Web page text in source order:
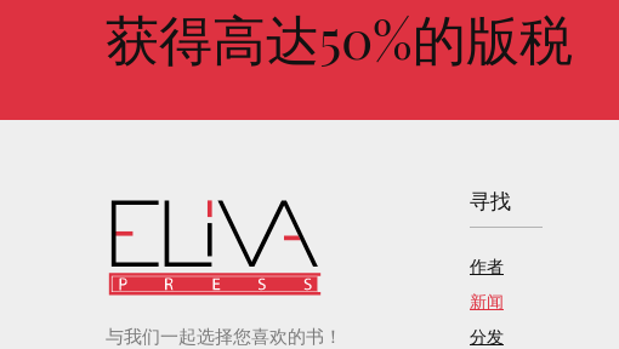
获得高达50%的版税
与我们一起选择您喜欢的书！
寻找
作者
新闻
分发